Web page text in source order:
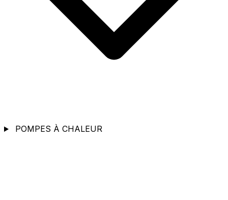
POMPES À CHALEUR